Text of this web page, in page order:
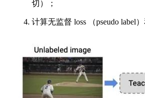
切）；
计算无监督 loss （pseudo label